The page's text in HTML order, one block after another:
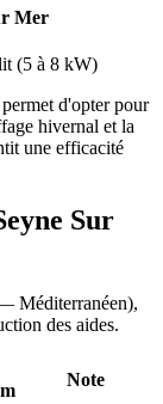
Mer
(5 à 8 kW)
d'opter pour
hivernal et la
une efficacité
Sur
Méditerranéen),
des aides.
Note